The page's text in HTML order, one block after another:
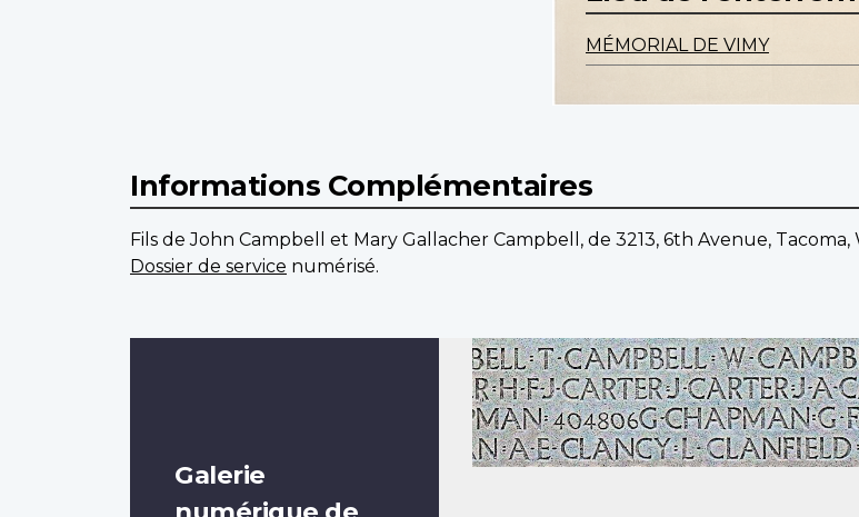
MÉMORIAL DE VIMY
Informations Complémentaires
Fils de John Campbell et Mary Gallacher Campbell, de 3213, 6th Avenue, Tacoma,
Dossier de service numérisé.
Galerie